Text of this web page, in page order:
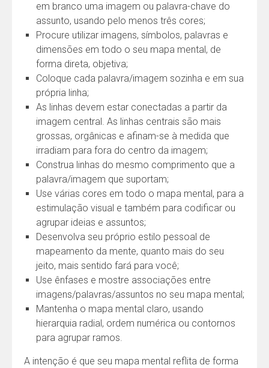
em branco uma imagem ou palavra-chave do
assunto, usando pelo menos três cores;
Procure utilizar imagens, símbolos, palavras e
dimensões em todo o seu mapa mental, de
forma direta, objetiva;
Coloque cada palavra/imagem sozinha e em sua
própria linha;
As linhas devem estar conectadas a partir da
imagem central. As linhas centrais são mais
grossas, orgânicas e afinam-se à medida que
irradiam para fora do centro da imagem;
Construa linhas do mesmo comprimento que a
palavra/imagem que suportam;
Use várias cores em todo o mapa mental, para a
estimulação visual e também para codificar ou
agrupar ideias e assuntos;
Desenvolva seu próprio estilo pessoal de
mapeamento da mente, quanto mais do seu
jeito, mais sentido fará para você;
Use ênfases e mostre associações entre
imagens/palavras/assuntos no seu mapa mental;
Mantenha o mapa mental claro, usando
hierarquia radial, ordem numérica ou contornos
para agrupar ramos.
A intenção é que seu mapa mental reflita de forma